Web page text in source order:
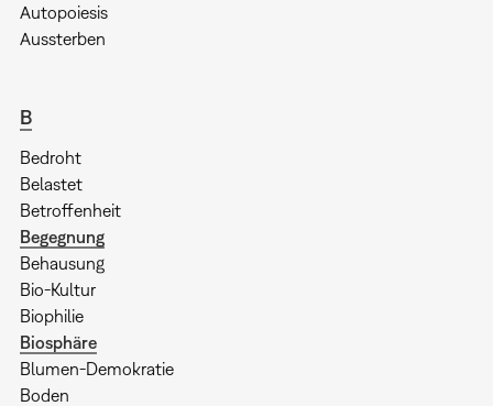
Autopoiesis
Aussterben
B
Bedroht
Belastet
Betroffenheit
Begegnung
Behausung
Bio-Kultur
Biophilie
Biosphäre
Blumen-Demokratie
Boden